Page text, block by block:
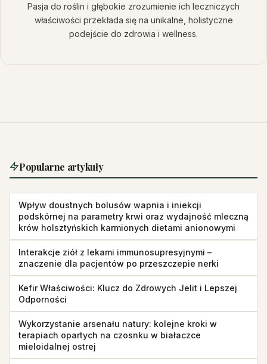
Pasja do roślin i głębokie zrozumienie ich leczniczych
właściwości przekłada się na unikalne, holistyczne
podejście do zdrowia i wellness.
Popularne artykuły
Wpływ doustnych bolusów wapnia i iniekcji
podskórnej na parametry krwi oraz wydajność mleczną
krów holsztyńskich karmionych dietami anionowymi
Interakcje ziół z lekami immunosupresyjnymi –
znaczenie dla pacjentów po przeszczepie nerki
Kefir Właściwości: Klucz do Zdrowych Jelit i Lepszej
Odporności
Wykorzystanie arsenału natury: kolejne kroki w
terapiach opartych na czosnku w białaczce
mieloidalnej ostrej